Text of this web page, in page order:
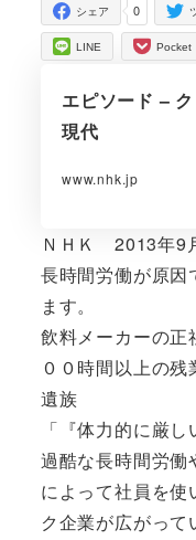
0
シェア
LINE Pocket
エピソード –
現代
www.nhk.jp
ＮＨＫ 2013年9
長時間労働が原因
ます。
飲料メーカーの正
００時間以上の残
遺族
「『体力的に厳
過酷な長時間労
によって社員を
ク企業が広がって